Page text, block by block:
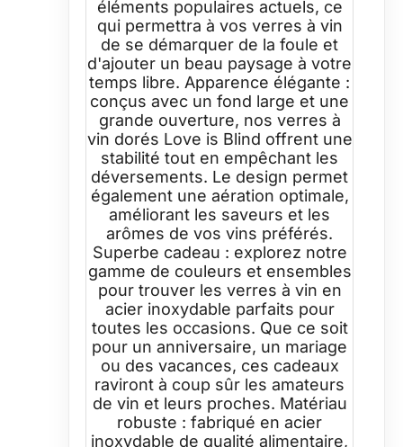
éléments populaires actuels, ce
qui permettra à vos verres à vin
de se démarquer de la foule et
d'ajouter un beau paysage à votre
temps libre. Apparence élégante :
conçus avec un fond large et une
grande ouverture, nos verres à
vin dorés Love is Blind offrent une
stabilité tout en empêchant les
déversements. Le design permet
également une aération optimale,
améliorant les saveurs et les
arômes de vos vins préférés.
Superbe cadeau : explorez notre
gamme de couleurs et ensembles
pour trouver les verres à vin en
acier inoxydable parfaits pour
toutes les occasions. Que ce soit
pour un anniversaire, un mariage
ou des vacances, ces cadeaux
raviront à coup sûr les amateurs
de vin et leurs proches. Matériau
robuste : fabriqué en acier
inoxydable de qualité alimentaire,